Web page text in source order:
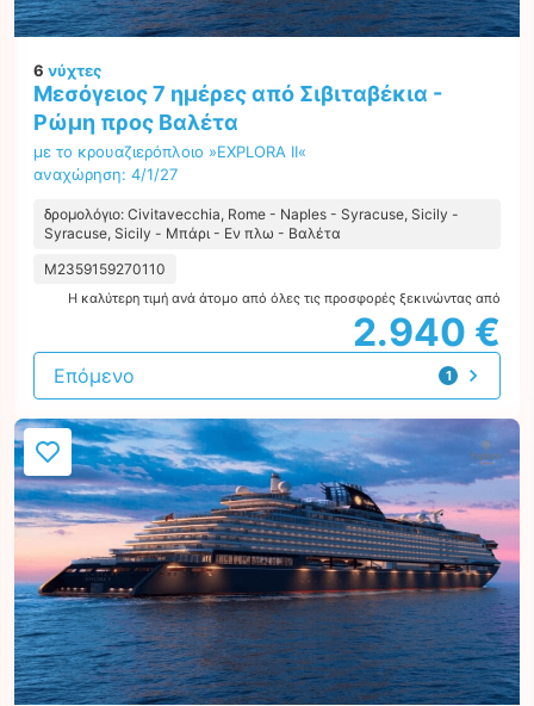
6 νύχτες
Μεσόγειος 7 ημέρες από Σιβιταβέκια -
Ρώμη προς Βαλέτα
με το κρουαζιερόπλοιο »EXPLORA II«
αναχώρηση: 4/1/27
δρομολόγιο: Civitavecchia, Rome - Naples - Syracuse, Sicily -
Syracuse, Sicily - Μπάρι - Εν πλω - Βαλέτα
M2359159270110
Η καλύτερη τιμή ανά άτομο από όλες τις προσφορές ξεκινώντας από
2.940 €
1
προσφορά
Επόμενο